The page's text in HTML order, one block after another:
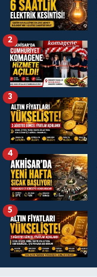
2
3
4
5